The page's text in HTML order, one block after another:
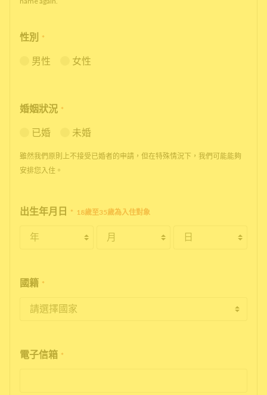
性別 *
男性 女性
婚姻狀況 *
已婚 未婚
雖然我們原則上不接受已婚者的申請，但在特殊情況下，我們可能能夠
安排您入住。
出生年月日 * 18歲至35歲為入住對象
國籍 *
電子信箱 *